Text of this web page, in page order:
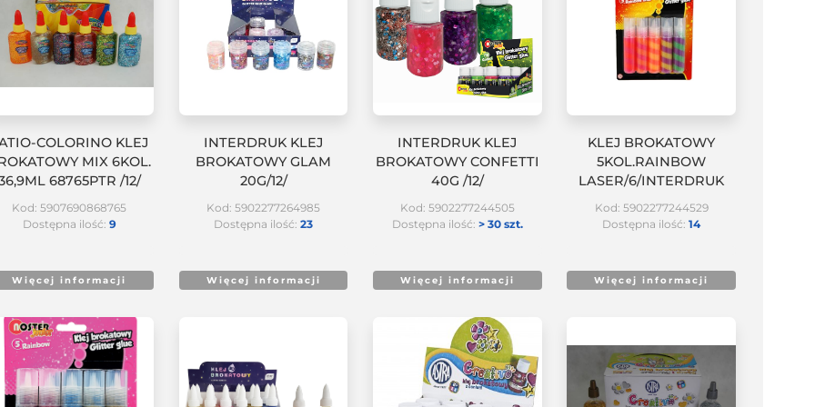
COLORINO KLEJ
MIX 6KOL.
68765PTR /12/
Kod: 5907690868765
Dostępna ilość: 9
Więcej informacji
INTERDRUK KLEJ
BROKATOWY GLAM
20G/12/
Kod: 5902277264985
Dostępna ilość:23
Więcej informacji
INTERDRUK KLEJ
BROKATOWY CONFETTI
40G /12/
Kod: 5902277244505
Dostępna ilość: > 30 szt.
Więcej informacji
KLEJ BROKATOWY
5KOL.RAINBOW
LASER/6/INTERDRUK
Kod: 5902277244529
Dostępna ilość:14
Więcej informacji